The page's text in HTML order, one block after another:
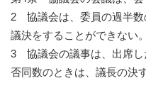
2 協議会は、委員の過半数
議決をすることができない。
3 協議会の議事は、出席し
否同数のときは、議長の決